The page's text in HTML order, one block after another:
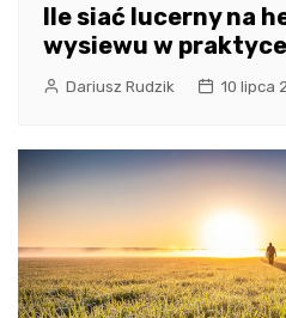
Ile siać lucerny na
wysiewu w praktyce
Dariusz Rudzik 10 lipca